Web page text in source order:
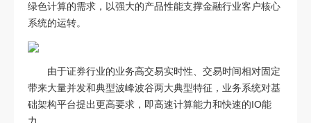
绿色计算的需求，以强大的产品性能支撑金融行业客户核心
系统的运转。
由于证券行业的业务高交易实时性、交易时间相对固定
带来大量并发和典型波峰波谷两大典型特征，业务系统对基
础架构平台提出更高要求，即高速计算能力和快速的IO能